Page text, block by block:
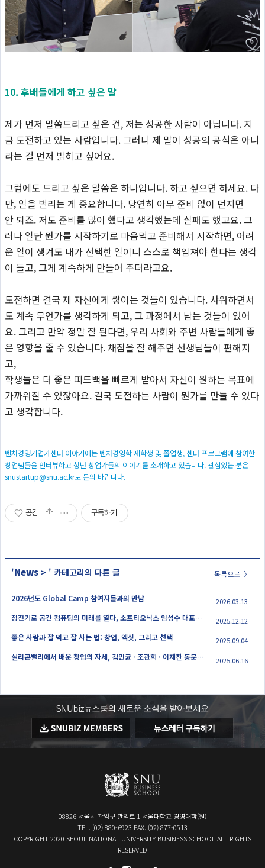
10. 후배들에게 하고 싶은 말
제가 먼저 말씀드리고 싶은 건, 저는 성공한 사람이 아닙니다. 지
금 도전하고 있는 사람입니다. 그러니 제 말이 성공의 공식은 아니
라는 걸 먼저 밝히고 싶어요.
그럼에도 드리고 싶은 말씀은 하나입니다. 하고 싶으면 하세요. 다
만, 일을 벌리는 게 중요합니다. 당연히 아무 준비 없이 던지면
안 되죠. 저도 준비를 많이 했다고 생각했는데 실패도 했고요. 그
러나 일단 뭔가를 시작하기로 마음먹고 준비해서 시작하면, 어려
운 일이 생겨도 내가 선택한 일이니 스스로 책임져야 한다는 생각
이 들고, 그게 계속하게 만들어 주더라고요.
도전하면 결국 제 자신에게 쌓이는 것들이 있습니다. 샤워하면서
도 계속 무언가를 생각하게 되고, 그 과정에서 남는 것들이 있어
요. 그리고 만약 정말 잘 된다면, 우리 사회와 주변 사람들에게 좋
은 영향을 줄 수 있습니다. 채점을 잘 해주면 선생님들이 편해지
고,
학생들은 더 좋은 피드백을 빠르게 받아서 자신이 원하는 목표에
가까워질 수 있잖아요. 결국 도전하는 사람이 뭔가를 만들 수 있다
고 생각합니다.
벤처경영기업가센터 이야기에는 벤처경영학 재학생 및 졸업생, 센터 프로그램에 참여한
창업팀들을 인터뷰하고 청년 창업가들의 이야기를 소개하고 있습니다. 관심있는 분은
snustartup@snu.ac.kr로 문의 바랍니다.
공감 구독하기
목록으로 〉
'News> ' 카테고리의 다른 글
2026년도 Global Camp 참여자들과의 만남 2026.03.13
정전기로 공간 컴퓨팅의 미래를 열다, 소프티오닉스 임성수 대표와의 만남 2025.12.12
좋은 사람과 잘 먹고 잘 사는 법: 창업, 엑싯, 그리고 선택 2025.09.04
실리콘밸리에서 배운 창업의 자세, 김민균 · 조관희 · 이재찬 동문과의 만남 2025.06.16
08826 서울시 관악구 관악로 1 서울대학교 경영대학(원)
TEL. (02) 880-6923 FAX. (02) 877-0513
COPYRIGHT 2020 SEOUL NATIONAL UNIVERSITY BUSINESS SCHOOL ALL RIGHTS
RESERVED